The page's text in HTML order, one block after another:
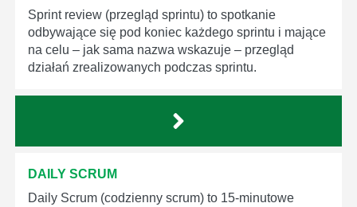
Sprint review (przegląd sprintu) to spotkanie
odbywające się pod koniec każdego sprintu i mające
na celu – jak sama nazwa wskazuje – przegląd
działań zrealizowanych podczas sprintu.
DAILY SCRUM
Daily Scrum (codzienny scrum) to 15-minutowe